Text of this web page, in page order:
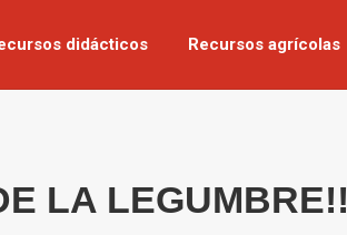
didácticos Recursos agrícolas
LA LEGUMBRE!!